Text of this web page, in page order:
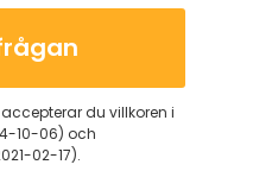
du villkoren i
10-06) och
02-17).